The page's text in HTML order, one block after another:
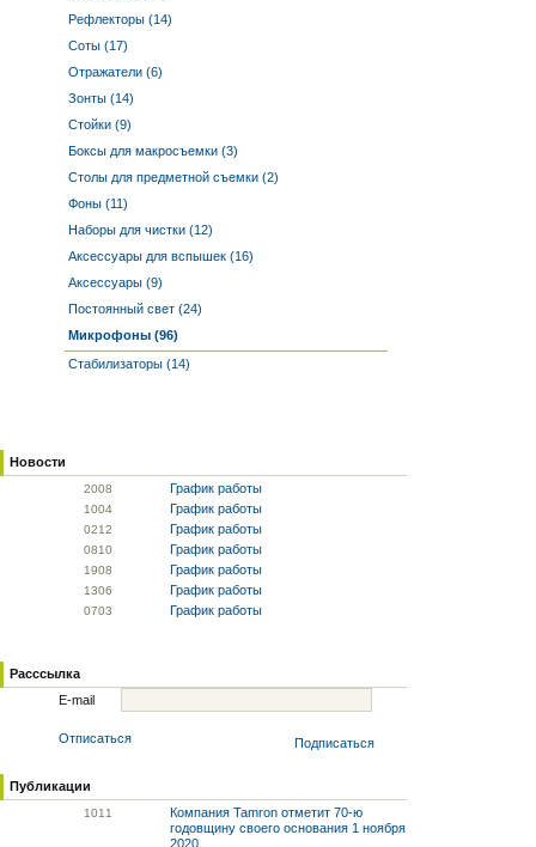
Рефлекторы (14)
Соты (17)
Отражатели (6)
Зонты (14)
Стойки (9)
Боксы для макросъемки (3)
Столы для предметной съемки (2)
Фоны (11)
Наборы для чистки (12)
Аксессуары для вспышек (16)
Аксессуары (9)
Постоянный свет (24)
Микрофоны (96)
Стабилизаторы (14)
Новости
2008 График работы
1004 График работы
0212 График работы
0810 График работы
1908 График работы
1306 График работы
0703 График работы
Расссылка
E-mail
Отписаться Подписаться
Публикации
1011
Компания Tamron отметит 70-ю
годовщину своего основания 1 ноября
2020